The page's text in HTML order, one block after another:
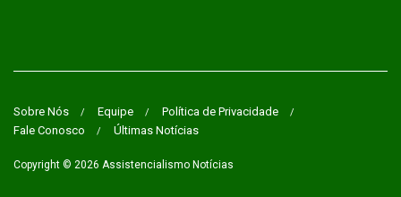
Sobre Nós Equipe
Política de Privacidade
Fale Conosco
Últimas Notícias
Copyright © 2026 Assistencialismo Notícias